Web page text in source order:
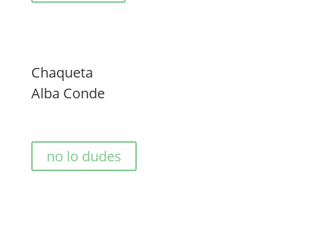
Chaqueta
Alba Conde
no lo dudes